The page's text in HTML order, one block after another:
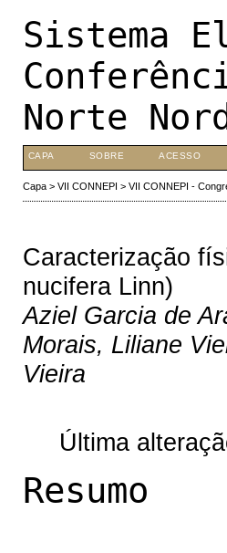
Sistema
Norte
CAPA SOBRE ACESSO
Capa> VII CONNEPI > VII CONNEPI -
Caracterização
nucifera Linn)
Aziel Garcia de
Morais, Liliane
Vieira
Última
Resumo